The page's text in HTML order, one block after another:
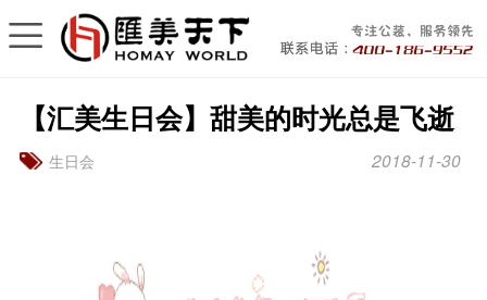
【汇美生日会】甜美的时光总是飞逝
生日会 2018-11-30